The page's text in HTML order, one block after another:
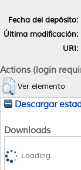
Fecha del depósito:
Última modificación:
URI:
Actions (login
Ver elemento
Descargar
Downloads
Loading...